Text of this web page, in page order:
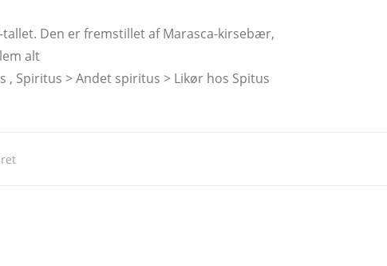
Den er fremstillet af Marasca-kirsebær,
alt
Spiritus > Andet spiritus > Likør hos Spitus